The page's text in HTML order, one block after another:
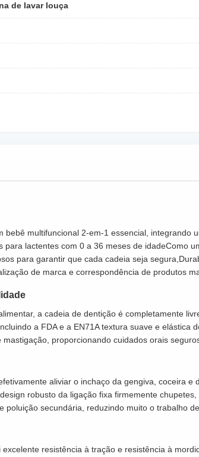
de lavar louça
bebê multifuncional 2-em-1 essencial, integrando
lactentes com 0 a 36 meses de idadeComo
para garantir que cada cadeia seja
de marca e correspondência de produtos
a cadeia de dentição é completamente
a FDA e a EN71A textura suave e elástica
proporcionando cuidados orais
aliviar o inchaço da gengiva, coceira
robusto da ligação fixa firmemente
poluição secundária, reduzindo muito o trabalho
resistência à tração e resistência à